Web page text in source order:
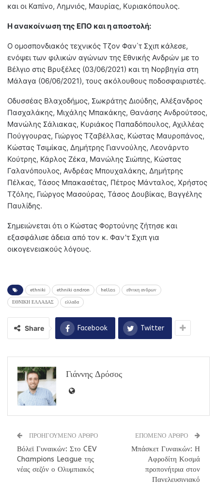
και οι Καπίνο, Λημνιός, Μαυρίας, Κυριακόπουλος.
Η ανακοίνωση της ΕΠΟ και η αποστολή:
Ο ομοσπονδιακός τεχνικός Τζον Φαν΄τ Σχιπ κάλεσε,
ενόψει των φιλικών αγώνων της Εθνικής Ανδρών με το
Βέλγιο στις Βρυξέλες (03/06/2021) και τη Νορβηγία στη
Μάλαγα (06/06/2021), τους ακόλουθους ποδοσφαιριστές.
Οδυσσέας Βλαχοδήμος, Σωκράτης Διούδης, Αλέξανδρος
Πασχαλάκης, Μιχάλης Μπακάκης, Θανάσης Ανδρούτσος,
Μανώλης Σάλιακας, Κυριάκος Παπαδόπουλος, Αχιλλέας
Πούγγουρας, Γιώργος Τζαβέλλας, Κώστας Μαυροπάνος,
Κώστας Τσιμίκας, Δημήτρης Γιαννούλης, Λεονάρντο
Κούτρης, Κάρλος Ζέκα, Μανώλης Σιώπης, Κώστας
Γαλανόπουλος, Ανδρέας Μπουχαλάκης, Δημήτρης
Πέλκας, Τάσος Μπακασέτας, Πέτρος Μάνταλος, Χρήστος
Τζόλης, Γιώργος Μασούρας, Τάσος Δουβίκας, Βαγγέλης
Παυλίδης.
Σημειώνεται ότι ο Κώστας Φορτούνης ζήτησε και
εξασφάλισε άδεια από τον κ. Φαν’τ Σχιπ για
οικογενειακούς λόγους.
ethniki ethniki andron hellas εθνικη ανδρων
ΕΘΝΙΚΗ ΕΛΛΑΔΑΣ ελλαδα
Share Facebook Twitter
Γιάννης Δρόσος
ΠΡΟΗΓΟΥΜΕΝΟ ΑΡΘΡΟ
Βόλεϊ Γυναικών: Στο CEV
Champions League της
νέας σεζόν ο Ολυμπιακός
ΕΠΟΜΕΝΟ ΑΡΘΡΟ
Μπάσκετ Γυναικών: Η
Αφροδίτη Κοσμά
προπονήτρια στον
Πανελευσινιακό